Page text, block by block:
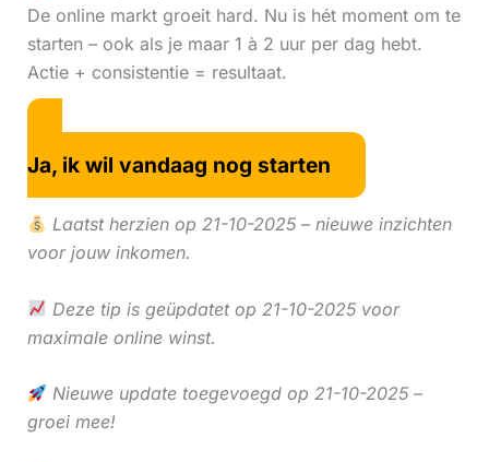
De online markt groeit hard. Nu is hét moment om te
starten – ook als je maar 1 à 2 uur per dag hebt.
Actie + consistentie = resultaat.
Ja, ik wil vandaag nog starten
Laatst herzien op 21-10-2025 – nieuwe inzichten
voor jouw inkomen.
Deze tip is geüpdatet op 21-10-2025 voor
maximale online winst.
Nieuwe update toegevoegd op 21-10-2025 –
groei mee!